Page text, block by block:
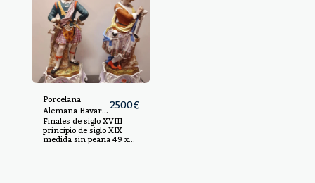
Porcelana
Alemana Bavaria
personajes
2500€
Finales de siglo XVIII
principio de siglo XIX
medida sin peana 49 x
20 con peana 62 x 28